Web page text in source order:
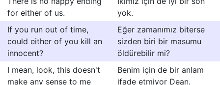
for either of us.
yok.
If you run out of time,
could either of you kill an
innocent?
Eğer zamanımız biterse
sizden biri bir masumu
öldürebilir mi?
I mean, look, this doesn't
make any sense to me
Benim için de bir anlam
ifade etmiyor Dean.